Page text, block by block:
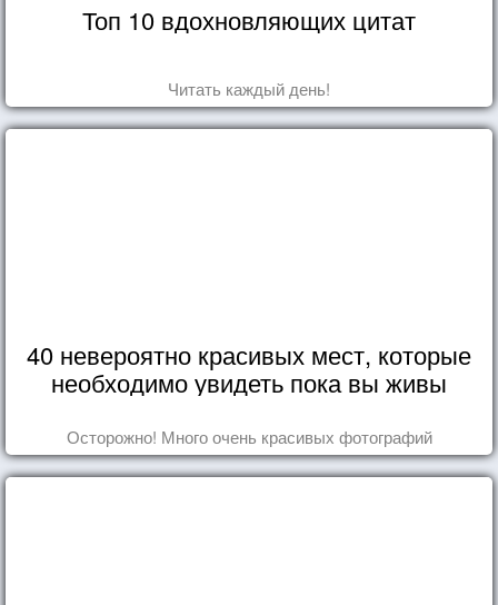
Топ 10 вдохновляющих цитат
Читать каждый день!
40 невероятно красивых мест, которые
необходимо увидеть пока вы живы
Осторожно! Много очень красивых фотографий